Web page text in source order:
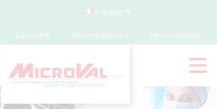
Français
La société Documentations Nous contacter